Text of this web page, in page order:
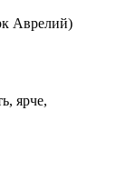
Аврелий)
ярче,